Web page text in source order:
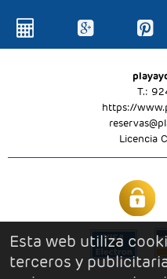
T.:
https://
Licencia
Esta web utiliza
terceros y